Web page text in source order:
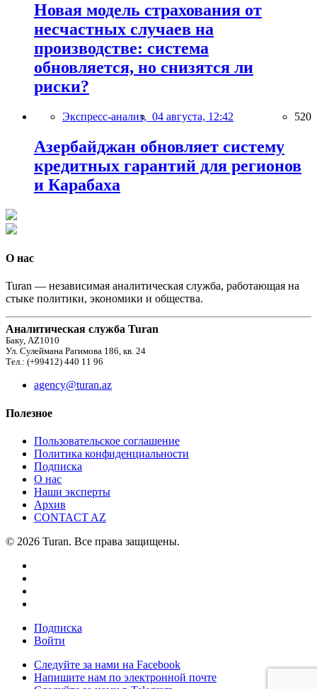
Новая модель страхования от
несчастных случаев на
производстве: система
обновляется, но снизятся ли
риски?
Экспресс-анализ, 04 августа, 12:42 520
Азербайджан обновляет систему
кредитных гарантий для регионов
и Карабаха
О нас
Turan — независимая аналитическая служба, работающая на
стыке политики, экономики и общества.
Аналитическая служба Turan
Баку, AZ1010
Ул. Сулеймана Рагимова 186, кв. 24
Тел.: (+99412) 440 11 96
agency@turan.az
Полезное
Пользовательское соглашение
Политика конфиденциальности
Подписка
О нас
Наши эксперты
Архив
CONTACT AZ
© 2026 Turan. Все права защищены.
Подписка
Войти
Следуйте за нами на Facebook
Напишите нам по электронной почте